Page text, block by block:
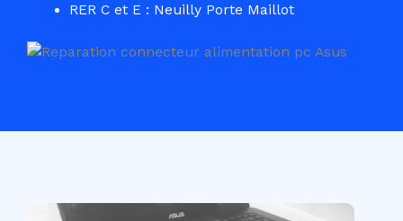
RER C et E : Neuilly Porte Maillot